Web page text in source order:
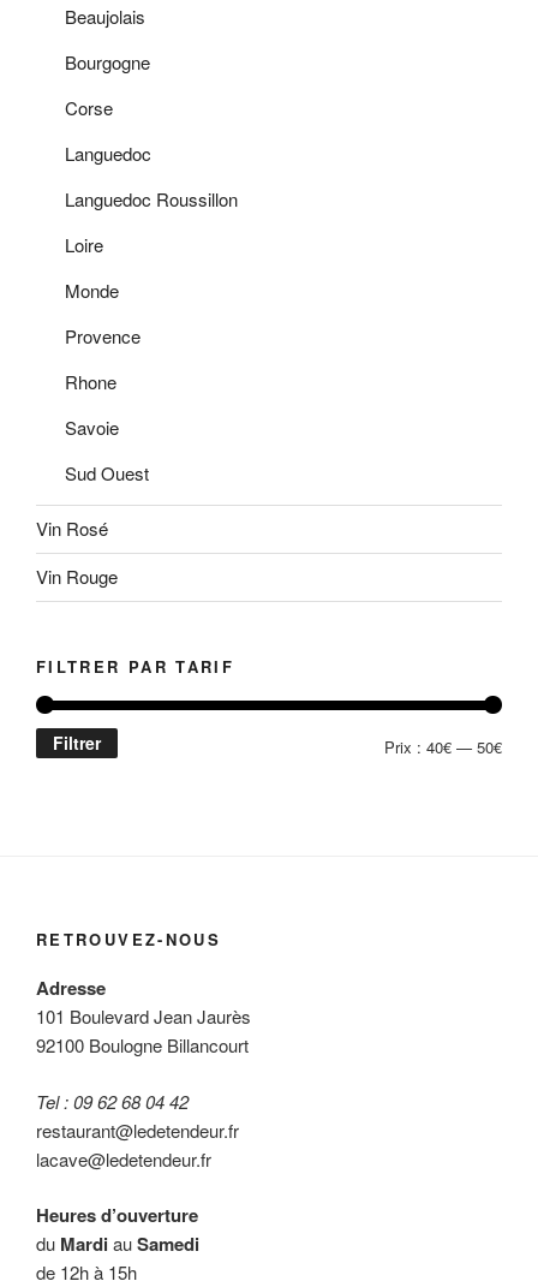
Beaujolais
Bourgogne
Corse
Languedoc
Languedoc Roussillon
Loire
Monde
Provence
Rhone
Savoie
Sud Ouest
Vin Rosé
Vin Rouge
FILTRER PAR TARIF
Prix
PrixFiltrer Prix : 40€ — 50€
RETROUVEZ-NOUS
Adresse
101 Boulevard Jean Jaurès
92100 Boulogne Billancourt
Tel : 09 62 68 04 42
restaurant@ledetendeur.fr
lacave@ledetendeur.fr
Heures d’ouverture
du MardiauSamedi
de 12h à 15h